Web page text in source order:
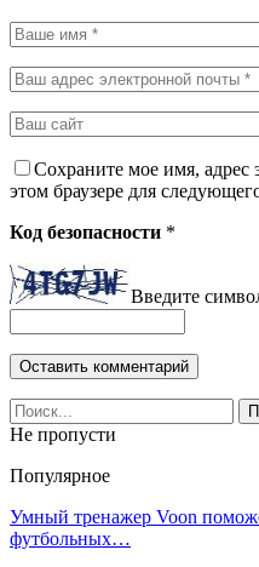
Сохраните мое имя, адрес
этом браузере для
Код безопасности *
Введите
Не пропусти
Популярное
Умный тренажер Voon
футбольных…